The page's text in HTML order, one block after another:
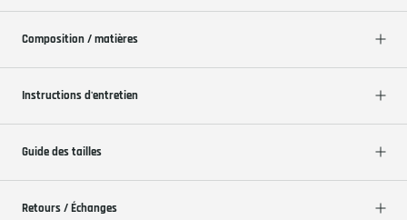
Composition / matières
Instructions d'entretien
Guide des tailles
Retours / Échanges